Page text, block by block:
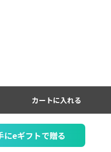
カートに入れる
にeギフトで贈る